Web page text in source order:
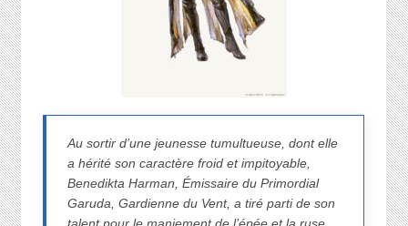
Au sortir d’une jeunesse tumultueuse, dont elle
a hérité son caractère froid et impitoyable,
Benedikta Harman, Émissaire du Primordial
Garuda, Gardienne du Vent, a tiré parti de son